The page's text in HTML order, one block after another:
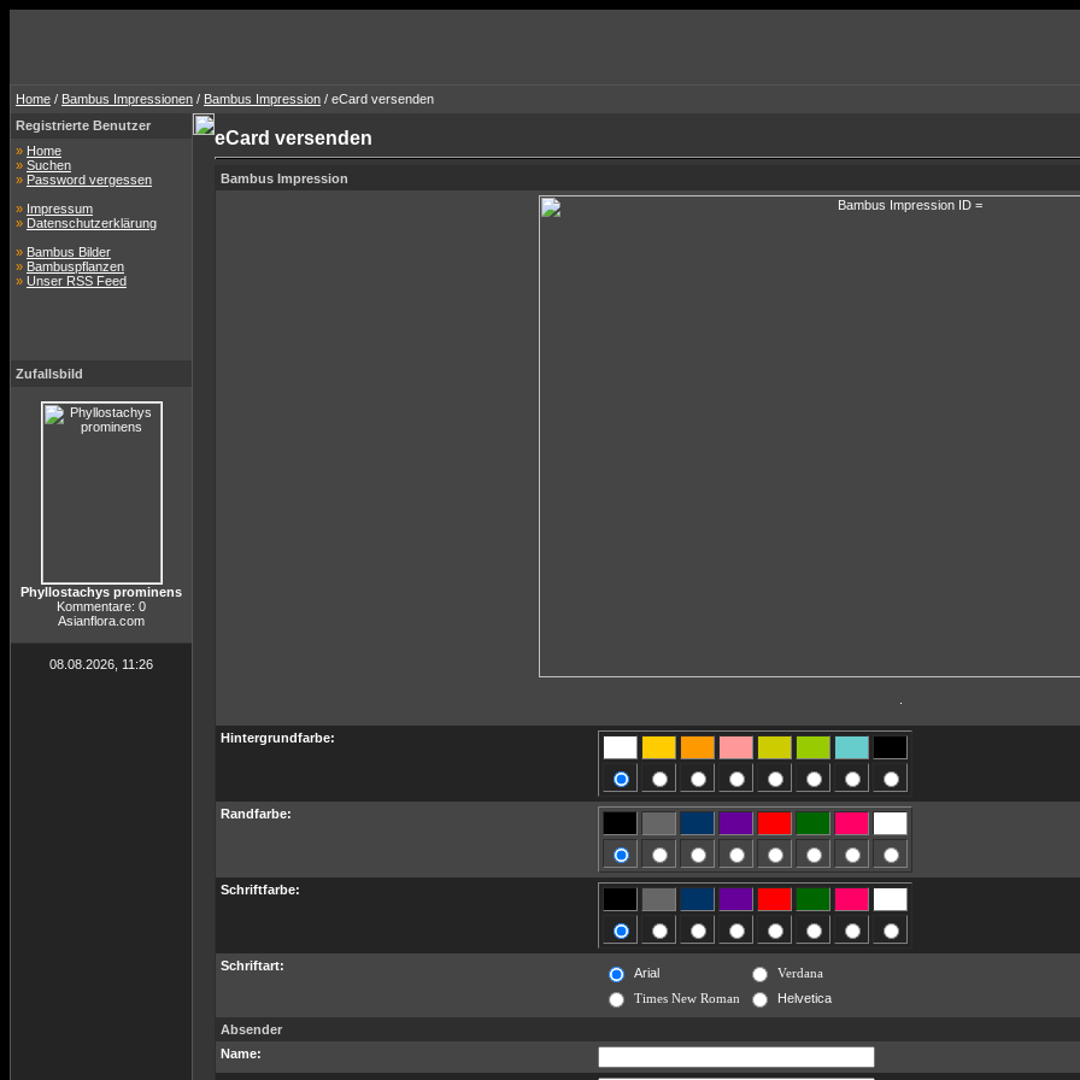
Home / Bambus Impressionen / Bambus Impression / eCard versenden
Registrierte Benutzer
» Home
» Suchen
» Password vergessen
» Impressum
» Datenschutzerklärung
» Bambus Bilder
» Bambuspflanzen
» Unser RSS Feed
Zufallsbild
Phyllostachys prominens
Kommentare: 0
Asianflora.com
08.08.2026, 11:26
eCard versenden
Bambus Impression
Hintergrundfarbe:
Randfarbe:
Schriftfarbe:
Schriftart: Arial
Verdana
Times New Roman
Helvetica
Absender
Name: